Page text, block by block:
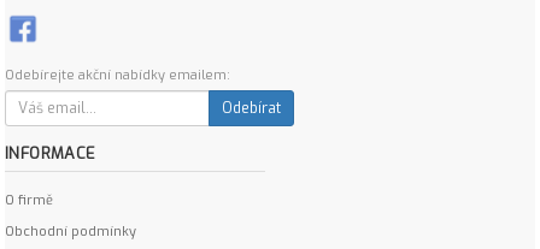
Odebírejte akční nabídky emailem:
Odebírat
INFORMACE
O firmě
Obchodní podmínky